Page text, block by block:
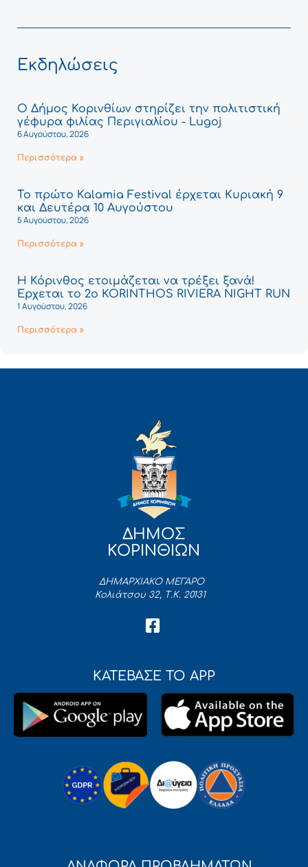
Εκδηλώσεις
Ο Δήμος Κορινθίων στηρίζει την πολιτιστική
γέφυρα φιλίας Περιγιαλίου - Lugoj
6 Αυγούστου, 2026
Περισσότερα »
Το πρώτο Kalamia Festival έρχεται Κυριακή 9
και Δευτέρα 10 Αυγούστου
5 Αυγούστου, 2026
Περισσότερα »
Η Κόρινθος ετοιμάζεται να τρέξει ξανά!
Έρχεται το 2ο KORINTHOS RIVIERA NIGHT RUN
1 Αυγούστου, 2026
Περισσότερα »
ΔΗΜΟΣ
ΚΟΡΙΝΘΙΩΝ
ΔΗΜΑΡΧΙΑΚΟ ΜΕΓΑΡΟ
Κολιάτσου 32, Τ.Κ. 20131
ΚΑΤΕΒΑΣΕ ΤΟ APP